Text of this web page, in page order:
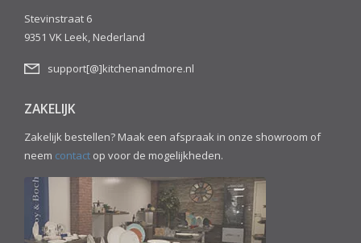
Stevinstraat 6
9351 VK Leek, Nederland
support[@]kitchenandmore.nl
ZAKELIJK
Zakelijk bestellen? Maak een afspraak in onze showroom of
neem contact op voor de mogelijkheden.